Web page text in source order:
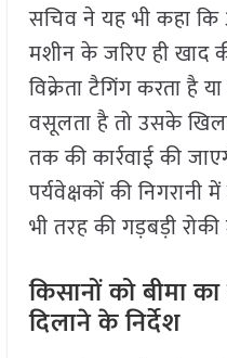
सचिव ने यह भी कहा
मशीन के जरिए ही खाद
विक्रेता टैगिंग करता है
वसूलता है तो उसके
तक की कार्रवाई की
पर्यवेक्षकों की निगरानी
भी तरह की गड़बड़ी
किसानों को बीमा
दिलाने के निर्देश